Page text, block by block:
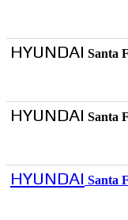
HYUNDAI Santa
HYUNDAI Santa
HYUNDAI Santa